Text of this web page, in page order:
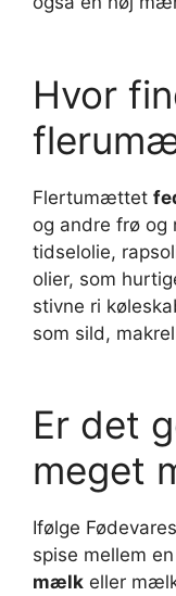
Hvor
Flertumættet
og andre frø og
tidselolie,
olier, som
stivne ri
som sild,
Er det
meget
Ifølge
spise mellem
mælk eller